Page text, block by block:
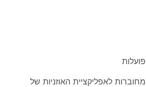
לאפליקציית האוזניות של